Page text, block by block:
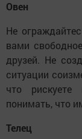
Овен
Не
вами
друзей. Не
ситуации
что
понимать, что
Телец